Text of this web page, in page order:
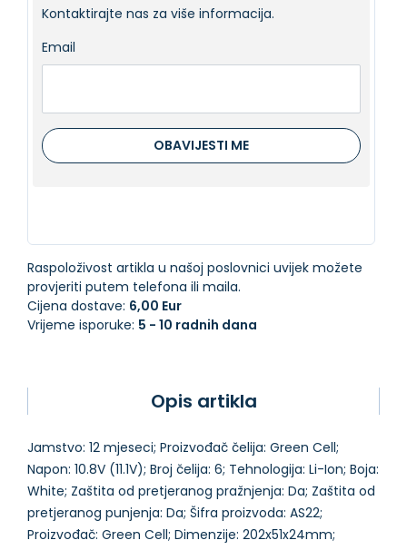
Kontaktirajte nas za više informacija.
Email
OBAVIJESTI ME
Raspoloživost artikla u našoj poslovnici uvijek možete
provjeriti putem telefona ili maila.
Cijena dostave: 6,00 Eur
Vrijeme isporuke: 5 - 10 radnih dana
Opis artikla
Jamstvo: 12 mjeseci; Proizvođač čelija: Green Cell;
Napon: 10.8V (11.1V); Broj čelija: 6; Tehnologija: Li-Ion; Boja:
White; Zaštita od pretjeranog pražnjenja: Da; Zaštita od
pretjeranog punjenja: Da; Šifra proizvoda: AS22;
Proizvođač: Green Cell; Dimenzije: 202x51x24mm;